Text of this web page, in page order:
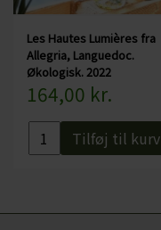
Les Hautes Lumières fra
Allegria, Languedoc.
Økologisk. 2022
164,00 kr.
Tilføj til kurv